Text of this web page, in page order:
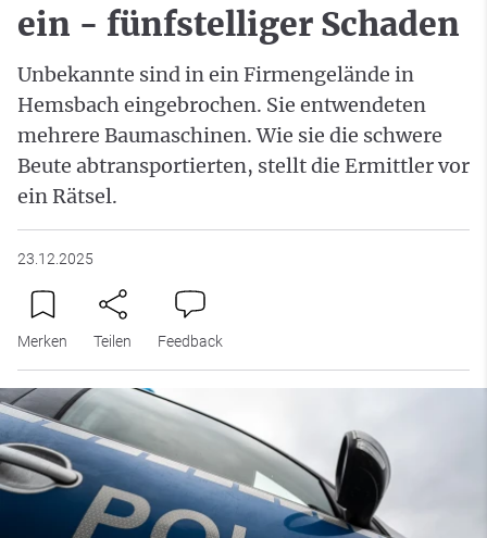
ein - fünfstelliger Schaden
Unbekannte sind in ein Firmengelände in
Hemsbach eingebrochen. Sie entwendeten
mehrere Baumaschinen. Wie sie die schwere
Beute abtransportierten, stellt die Ermittler vor
ein Rätsel.
23.12.2025
Merken Teilen Feedback